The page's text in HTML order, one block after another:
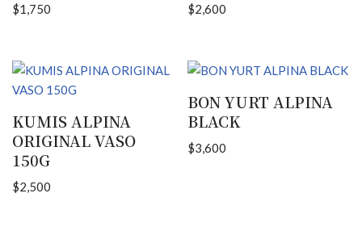
$1,750 $2,600
KUMIS ALPINA
ORIGINAL VASO
150G
$2,500
BON YURT ALPINA
BLACK
$3,600